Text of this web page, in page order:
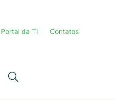
Portal da TI Contatos